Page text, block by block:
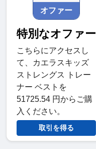
オファー
特別なオファー
こちらにアクセスし
て、カエラスキッズ
ストレングス トレー
ナー ベストを
51725.54 円からご購
入ください。
取引を得る